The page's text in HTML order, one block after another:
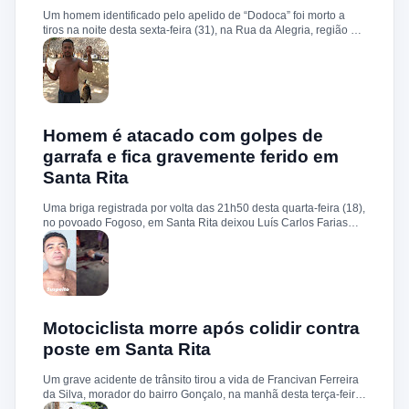
preso. O caso será investigado pela Delegacia de Polícia Civil
de Santa Rita.
Um homem identificado pelo apelido de “Dodoca” foi morto a
tiros na noite desta sexta-feira (31), na Rua da Alegria, região do
conjunto Cohab, em Santa Rita. Segundo informações, a
vítima teria sido abordada por homens armados nas
proximidades de sua residência. Durante a ação, os suspeitos
efetuaram um disparo contra a cabeça de “Dodoca”, que morreu
ainda no local. Pelas características do crime, a polícia trabalha
iniciais, o corpo foi removido e encaminhado ao Instituto Médico
Legal (IML). O caso deverá ser investigado pela Polícia Civil, que
deve buscar esclarecer a autoria, a motivação e as
circunstâncias do homicídio. Até o momento, não há informações
Homem é atacado com golpes de
garrafa e fica gravemente ferido em
Santa Rita
Uma briga registrada por volta das 21h50 desta quarta-feira (18),
no povoado Fogoso, em Santa Rita deixou Luís Carlos Farias
Alves gravemente ferido. Segundo informações, ele e o suspeito
Benedito Alves dos Santos estavam ingerindo bebida alcoólica
quando teve início uma discussão. Durante a confusão, Benedito
quebrou uma garrafa e desferiu vários golpes contra a vítima.
Luís Carlos foi socorrido e, devido à gravidade dos ferimentos,
localizado em sua residência, preso e encaminhado à Delegacia
de Rosário para os procedimentos legais.
Motociclista morre após colidir contra
poste em Santa Rita
Um grave acidente de trânsito tirou a vida de Francivan Ferreira
da Silva, morador do bairro Gonçalo, na manhã desta terça-feira